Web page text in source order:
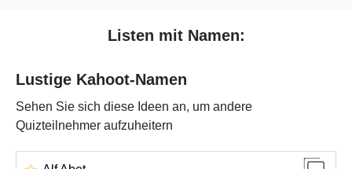
Listen mit Namen:
Lustige Kahoot-Namen
Sehen Sie sich diese Ideen an, um andere
Quizteilnehmer aufzuheitern